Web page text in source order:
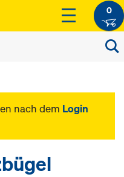
0
nach dem Login